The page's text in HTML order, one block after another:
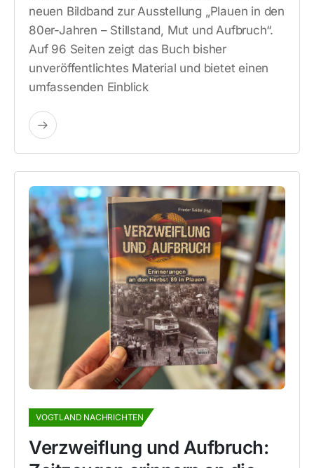
neuen Bildband zur Ausstellung „Plauen in den
80er-Jahren – Stillstand, Mut und Aufbruch“.
Auf 96 Seiten zeigt das Buch bisher
unveröffentlichtes Material und bietet einen
umfassenden Einblick
VOGTLAND NACHRICHTEN
Verzweiflung und Aufbruch: